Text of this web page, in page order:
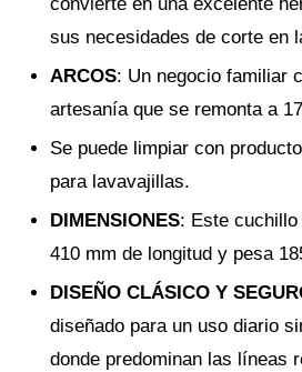
convierte en una excelente
sus necesidades de corte en
ARCOS: Un negocio familiar
artesanía que se remonta a
Se puede limpiar con
para lavavajillas.
DIMENSIONES: Este
410 mm de longitud y pesa
DISEÑO CLÁSICO Y
diseñado para un uso diario
donde predominan las líneas